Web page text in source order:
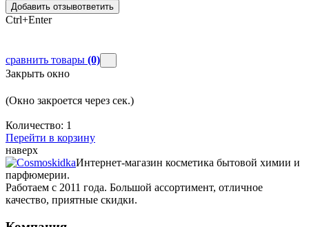
Добавить отзывответить
Ctrl+Enter
сравнить товары (0)
Закрыть окно
(Окно закроется через сек.)
Количество: 1
Перейти в корзину
наверх
Интернет-магазин косметика бытовой химии и
парфюмерии.
Работаем с 2011 года. Большой ассортимент, отличное
качество, приятные скидки.